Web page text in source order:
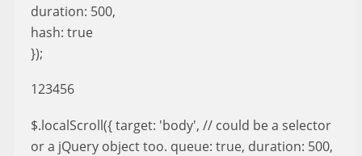
duration: 500,
hash: true
});
123456
$.localScroll({ target: 'body', // could be a selector
or a jQuery object too. queue: true, duration: 500,